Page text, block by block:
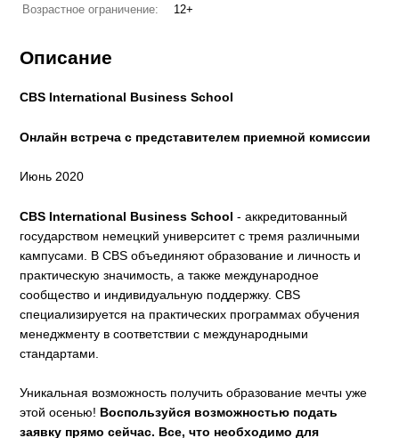
Возрастное ограничение:
12+
Описание
CBS International Business School
Онлайн встреча с представителем приемной комиссии
Июнь 2020
CBS International Business School - аккредитованный
государством немецкий университет с тремя различными
кампусами. В CBS объединяют образование и личность и
практическую значимость, а также международное
сообщество и индивидуальную поддержку. CBS
специализируется на практических программах обучения
менеджменту в соответствии с международными
стандартами.
Уникальная возможность получить образование мечты уже
этой осенью! Воспользуйся возможностью подать
заявку прямо сейчас. Все, что необходимо для